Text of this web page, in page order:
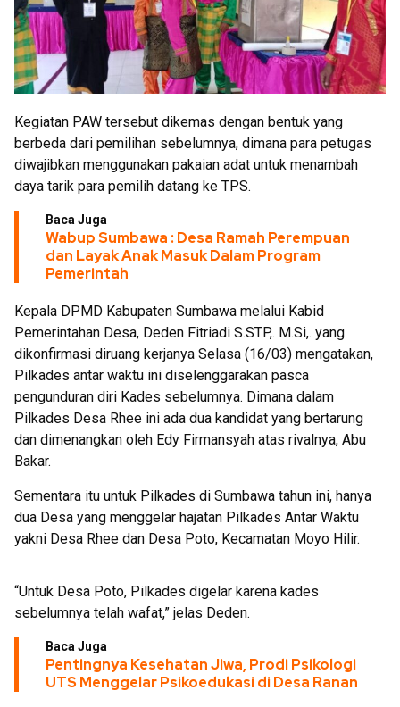
Kegiatan PAW tersebut dikemas dengan bentuk yang
berbeda dari pemilihan sebelumnya, dimana para petugas
diwajibkan menggunakan pakaian adat untuk menambah
daya tarik para pemilih datang ke TPS.
Baca Juga
Wabup Sumbawa : Desa Ramah Perempuan
dan Layak Anak Masuk Dalam Program
Pemerintah
Kepala DPMD Kabupaten Sumbawa melalui Kabid
Pemerintahan Desa, Deden Fitriadi S.STP,. M.Si,. yang
dikonfirmasi diruang kerjanya Selasa (16/03) mengatakan,
Pilkades antar waktu ini diselenggarakan pasca
pengunduran diri Kades sebelumnya. Dimana dalam
Pilkades Desa Rhee ini ada dua kandidat yang bertarung
dan dimenangkan oleh Edy Firmansyah atas rivalnya, Abu
Bakar.
Sementara itu untuk Pilkades di Sumbawa tahun ini, hanya
dua Desa yang menggelar hajatan Pilkades Antar Waktu
yakni Desa Rhee dan Desa Poto, Kecamatan Moyo Hilir.
“Untuk Desa Poto, Pilkades digelar karena kades
sebelumnya telah wafat,” jelas Deden.
Baca Juga
Pentingnya Kesehatan Jiwa, Prodi Psikologi
UTS Menggelar Psikoedukasi di Desa Ranan